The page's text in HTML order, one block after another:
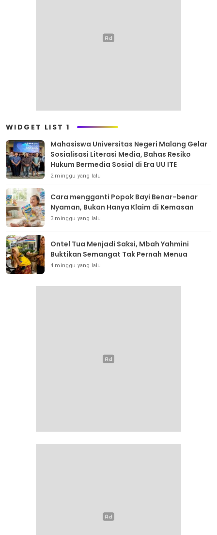
WIDGET LIST 1
Mahasiswa Universitas Negeri Malang Gelar
Sosialisasi Literasi Media, Bahas Resiko
Hukum Bermedia Sosial di Era UU ITE
2 minggu yang lalu
Cara mengganti Popok Bayi Benar-benar
Nyaman, Bukan Hanya Klaim di Kemasan
3 minggu yang lalu
Ontel Tua Menjadi Saksi, Mbah Yahmini
Buktikan Semangat Tak Pernah Menua
4 minggu yang lalu